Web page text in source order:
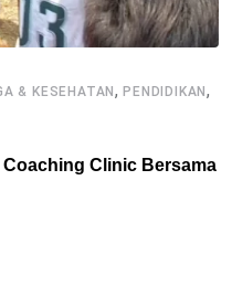
& KESEHATAN,PENDIDIKAN,
Clinic Bersama